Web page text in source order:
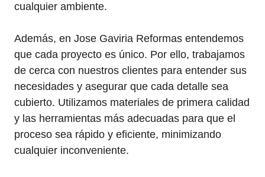
cualquier ambiente.
Además, en Jose Gaviria Reformas entendemos
que cada proyecto es único. Por ello, trabajamos
de cerca con nuestros clientes para entender sus
necesidades y asegurar que cada detalle sea
cubierto. Utilizamos materiales de primera calidad
y las herramientas más adecuadas para que el
proceso sea rápido y eficiente, minimizando
cualquier inconveniente.